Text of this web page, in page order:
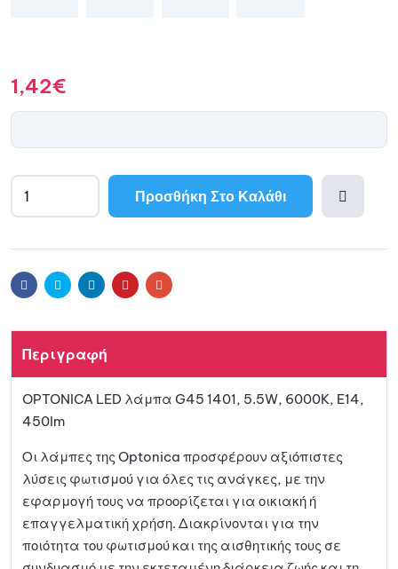
1,42€
Προσθήκη Στο Καλάθι
αγαπη
μένων
l
r
FacebookTwitter LinkedinPinterestEmail
Περιγραφή
OPTONICA LED λάμπα G45 1401, 5.5W, 6000K, E14,
450lm
Οι λάμπες της Optonica προσφέρουν αξιόπιστες
λύσεις φωτισμού για όλες τις ανάγκες, με την
εφαρμογή τους να προορίζεται για οικιακή ή
επαγγελματική χρήση. Διακρίνονται για την
ποιότητα του φωτισμού και της αισθητικής τους σε